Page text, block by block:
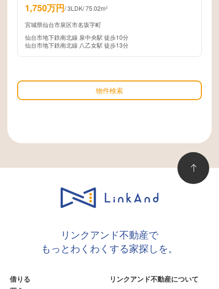
1,750万円/3LDK/75.02m²
宮城県仙台市泉区市名坂字町
仙台市地下鉄南北線 泉中央駅 徒歩10分
仙台市地下鉄南北線 八乙女駅 徒歩13分
物件検索
リンクアンド不動産で
もっとわくわくする家探しを。
借りる
リンクアンド不動産について